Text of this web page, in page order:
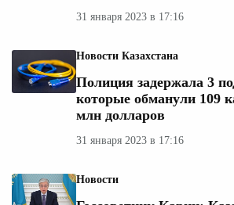
31 января 2023 в 17:16
Новости Казахстана
Полиция задержала 3
которые обманули 109
млн долларов
31 января 2023 в 17:16
Новости